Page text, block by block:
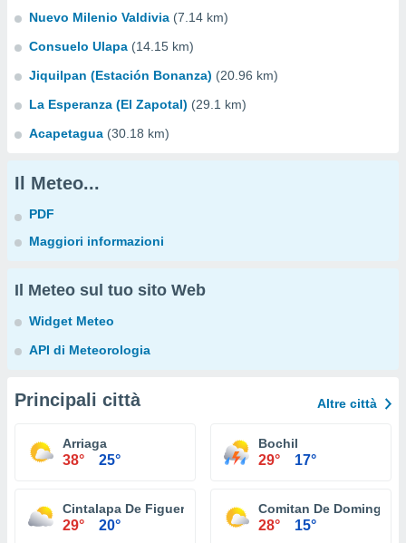
Nuevo Milenio Valdivia (7.14 km)
Consuelo Ulapa (14.15 km)
Jiquilpan (Estación Bonanza) (20.96 km)
La Esperanza (El Zapotal) (29.1 km)
Acapetagua (30.18 km)
Il Meteo...
PDF
Maggiori informazioni
Il Meteo sul tuo sito Web
Widget Meteo
API di Meteorologia
Principali città Altre città
Arriaga
38° 25°
Bochil
29° 17°
Cintalapa De Figueroa
29° 20°
Comitan De Dominguez
28° 15°